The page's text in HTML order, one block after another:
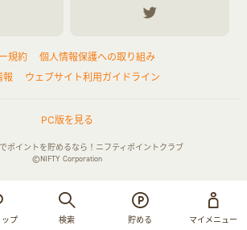
で貯める
ログイン
ップ 検索 貯める マイメニュー
規約
個人情報保護への取り組み
報
ウェブサイト利用ガイドライン
PC版を見る
ポイントを貯めるなら！ニフティポイントクラブ
©NIFTY Corporation